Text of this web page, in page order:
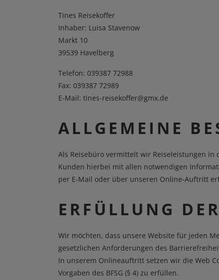
Tines Reisekoffer
Inhaber: Luisa Stavenow
Markt 10
39539 Havelberg
Telefon: 039387 72988
Fax: 039387 72989
E-Mail: tines-reisekoffer@gmx.de
ALLGEMEINE
Als Reisebüro vermittelt wir Reiseleistungen
Kunden hierbei mit allen notwendigen
per E-Mail oder über unseren Online-Auftritt
ERFÜLLUNG
Wir möchten, dass unsere Website für jeden
gesetzlichen Anforderungen des
In unserem Onlineauftritt setzen wir die Web
Vorgaben des BFSG (§ 4) zu erfüllen.